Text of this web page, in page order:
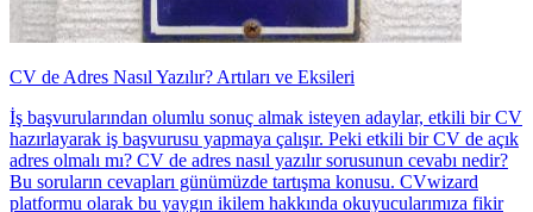
CV de Adres Nasıl Yazılır? Artıları ve Eksileri
İş başvurularından olumlu sonuç almak isteyen adaylar, etkili bir CV
hazırlayarak iş başvurusu yapmaya çalışır. Peki etkili bir CV de açık
adres olmalı mı? CV de adres nasıl yazılır sorusunun cevabı nedir?
Bu soruların cevapları günümüzde tartışma konusu. CVwizard
platformu olarak bu yaygın ikilem hakkında okuyucularımıza fikir